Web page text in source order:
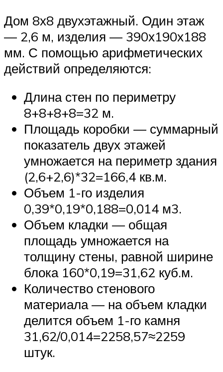
Дом 8х8 двухэтажный. Один этаж
— 2,6 м, изделия — 390х190х188
мм. С помощью арифметических
действий определяются:
Длина стен по периметру
8+8+8+8=32 м.
Площадь коробки — суммарный
показатель двух этажей
умножается на периметр здания
(2,6+2,6)*32=166,4 кв.м.
Объем 1-го изделия
0,39*0,19*0,188=0,014 м3.
Объем кладки — общая
площадь умножается на
толщину стены, равной ширине
блока 160*0,19=31,62 куб.м.
Количество стенового
материала — на объем кладки
делится объем 1-го камня
31,62/0,014=2258,57≈2259
штук.